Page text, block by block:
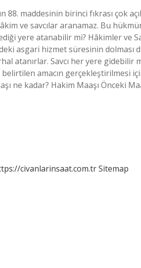
maddesinin birinci fıkrası çok
ve savcılar aranamaz. Bu
yere atanabilir mi? Hâkimler ve
asgari hizmet süresinin dolması
atanırlar. Savcı her yere gidebilir
belirtilen amacın gerçekleştirilmesi
ne kadar? Hakim Maaşı Önceki
civanlarinsaat.com.trSitemap